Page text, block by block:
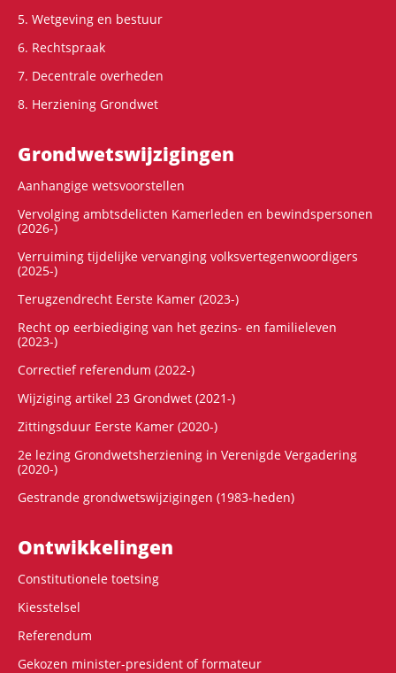
5. Wetgeving en bestuur
6. Rechtspraak
7. Decentrale overheden
8. Herziening Grondwet
Grondwets­wijzigingen
Aanhangige wetsvoorstellen
Vervolging ambtsdelicten Kamerleden en bewindspersonen
(2026-)
Verruiming tijdelijke vervanging volksvertegenwoordigers
(2025-)
Terugzendrecht Eerste Kamer (2023-)
Recht op eerbiediging van het gezins- en familieleven
(2023-)
Correctief referendum (2022-)
Wijziging artikel 23 Grondwet (2021-)
Zittingsduur Eerste Kamer (2020-)
2e lezing Grondwetsherziening in Verenigde Vergadering
(2020-)
Gestrande grondwetswijzigingen (1983-heden)
Ontwikke­lingen
Constitutionele toetsing
Kiesstelsel
Referendum
Gekozen minister-president of formateur